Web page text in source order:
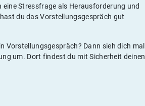
Stressfrage als Herausforderung und
du das Vorstellungsgespräch gut
Dann sieh dich mal
um. Dort findest du mit Sicherheit deinen